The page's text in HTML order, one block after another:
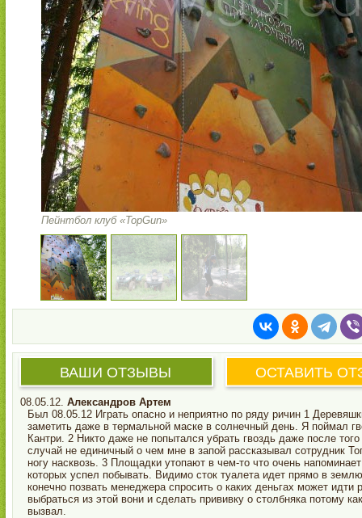
Пейнтбол клуб «TopGun»
ВАШИ ОТЗЫВЫ ОСТАВИТЬ
08.05.12. Александров Артем
Был 08.05.12 Играть опасно и неприятно по ряду ричин 1
заметить даже в термальной маске в солнечный день. Я поймал
Кантри. 2 Никто даже не попытался убрать гвоздь даже после
случай не единичный о чем мне в запой рассказывал сотрудник
ногу насквозь. 3 Площадки утопают в чем-то что очень
которых успел побывать. Видимо сток туалета идет прямо в
конечно позвать менеджера спросить о каких деньгах может
выбраться из этой вони и сделать прививку о столбняка потому
вызвал.